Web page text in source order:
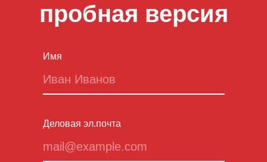
пробная версия
Имя
Деловая эл.почта